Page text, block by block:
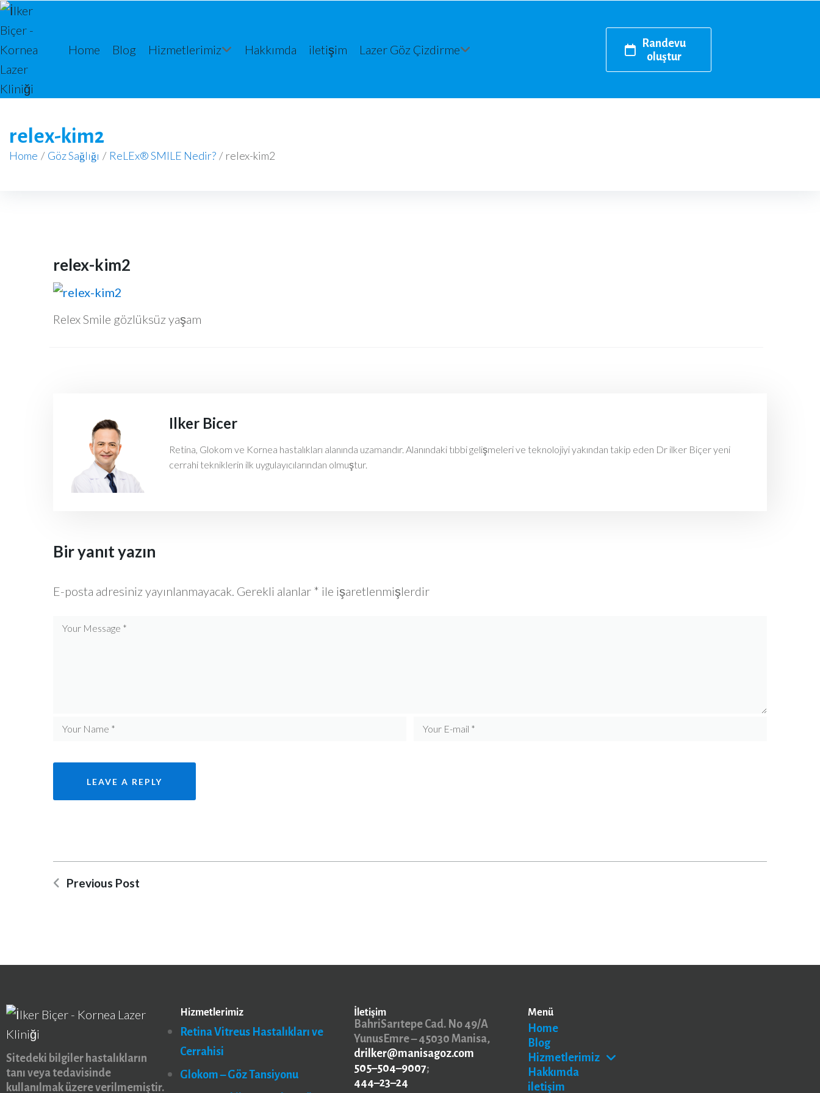
Home Blog Hizmetlerimiz Hakkımda iletişim Lazer Göz Çizdirme
Randevu
oluştur
relex-kim2
Home / Göz Sağlığı / ReLEx® SMILE Nedir? / relex-kim2
relex-kim2
Relex Smile gözlüksüz yaşam
Ilker Bicer
Retina, Glokom ve Kornea hastalıkları alanında uzamandır. Alanındaki tıbbi gelişmeleri ve teknolojiyi yakından takip eden Dr ilker Biçer yeni
cerrahi tekniklerin ilk uygulayıcılarından olmuştur.
Bir yanıt yazın
E-posta adresiniz yayınlanmayacak. Gerekli alanlar * ile işaretlenmişlerdir
Previous Post
Sitedeki bilgiler hastalıkların
tanı veya tedavisinde
kullanılmak üzere verilmemiştir.
Hizmetlerimiz
Retina Vitreus Hastalıkları ve
Cerrahisi
Glokom – Göz Tansiyonu
İletişim
BahriSarıtepe Cad. No 49/A
YunusEmre – 45030 Manisa,
drilker@manisagoz.com
505–504–9007;
444–23–24
Menü
Home
Blog
Hizmetlerimiz
Hakkımda
iletişim